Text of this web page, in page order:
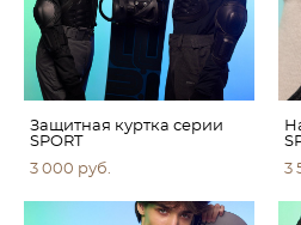
Защитная куртка серии
SPORT
3 000 pуб.
3